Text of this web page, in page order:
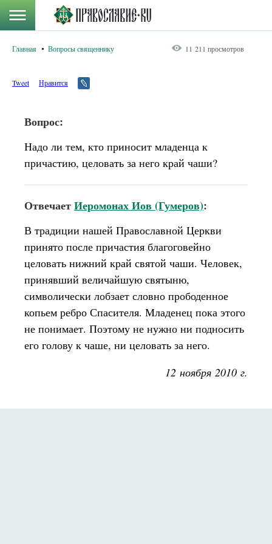
Главная Вопросы священнику 11 211 просмотров
Tweet Нравится
Вопрос:
Надо ли тем, кто приносит младенца к
причастию, целовать за него край чаши?
ОтвечаетИеромонах Иов (Гумеров):
В традиции нашей Православной Церкви
принято после причастия благоговейно
целовать нижний край святой чаши. Человек,
принявший величайшую святыню,
символически лобзает словно прободенное
копьем ребро Спасителя. Младенец пока этого
не понимает. Поэтому не нужно ни подносить
его голову к чаше, ни целовать за него.
12 ноября 2010 г.